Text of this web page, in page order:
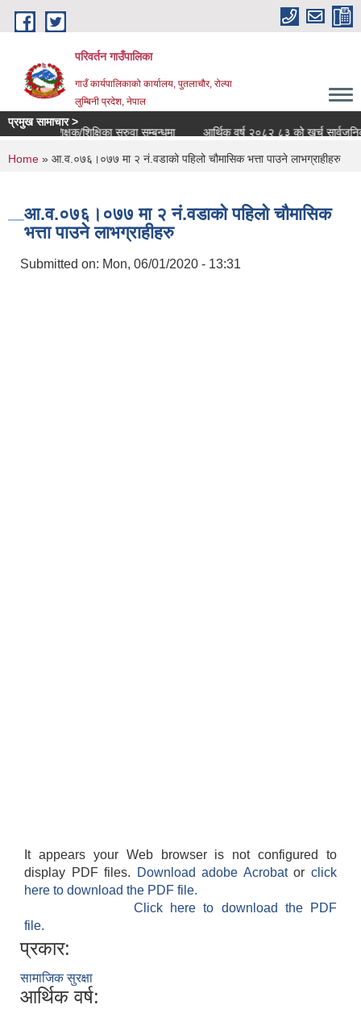
Skip to main content
परिवर्तन गाउँपालिका
गाउँ कार्यपालिकाको कार्यालय, पुतलाचौर, रोल्पा
लुम्बिनी प्रदेश, नेपाल
प्रमुख सामाचार >
शिक्षक/शिक्षिका सरुवा सम्बन्धमा
आर्थिक वर्ष २०८२ ८३ को खर्च सार्वजनिक
You are here
Home » आ‍.व.०७६।०७७ मा २ नं.वडाको पहिलो चौमासिक भत्ता पाउने लाभग्राहीहरु
आ‍.व.०७६।०७७ मा २ नं.वडाको पहिलो चौमासिक
भत्ता पाउने लाभग्राहीहरु
Submitted on: Mon, 06/01/2020 - 13:31
It appears your Web browser is not configured to
display PDF files.
Download adobe Acrobatorclick
here to download the PDF file.
Click here to download the PDF
file.
प्रकार:
सामाजिक सुरक्षा
आर्थिक वर्ष: